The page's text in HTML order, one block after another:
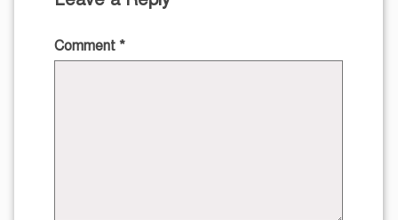
Comment *